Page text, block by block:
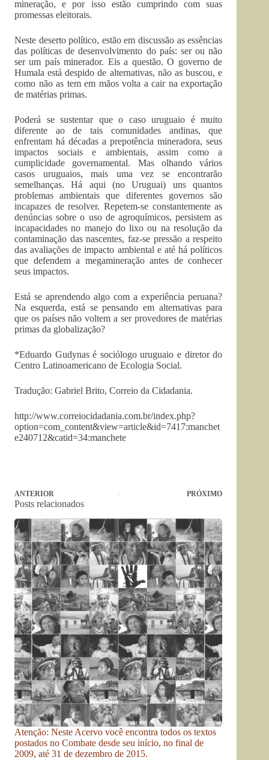
mineração, e por isso estão cumprindo com suas
promessas eleitorais.
Neste deserto político, estão em discussão as essências
das políticas de desenvolvimento do país: ser ou não
ser um país minerador. Eis a questão. O governo de
Humala está despido de alternativas, não as buscou, e
como não as tem em mãos volta a cair na exportação
de matérias primas.
Poderá se sustentar que o caso uruguaio é muito
diferente ao de tais comunidades andinas, que
enfrentam há décadas a prepotência mineradora, seus
impactos sociais e ambientais, assim como a
cumplicidade governamental. Mas olhando vários
casos uruguaios, mais uma vez se encontrarão
semelhanças. Há aqui (no Uruguai) uns quantos
problemas ambientais que diferentes governos são
incapazes de resolver. Repetem-se constantemente as
denúncias sobre o uso de agroquímicos, persistem as
incapacidades no manejo do lixo ou na resolução da
contaminação das nascentes, faz-se pressão a respeito
das avaliações de impacto ambiental e até há políticos
que defendem a megamineração antes de conhecer
seus impactos.
Está se aprendendo algo com a experiência peruana?
Na esquerda, está se pensando em alternativas para
que os países não voltem a ser provedores de matérias
primas da globalização?
*Eduardo Gudynas é sociólogo uruguaio e diretor do
Centro Latinoamericano de Ecologia Social.
Tradução: Gabriel Brito, Correio da Cidadania.
http://www.correiocidadania.com.br/index.php?
option=com_content&view=article&id=7417:manchet
e240712&catid=34:manchete
ANTERIOR PRÓXIMO
Posts relacionados
Atenção: Neste Acervo você encontra todos os textos
postados no Combate desde seu início, no final de
2009, até 31 de dezembro de 2015.